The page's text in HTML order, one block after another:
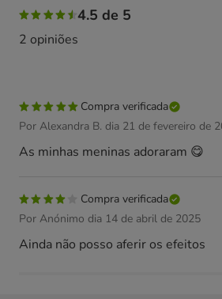
4.5 de 5
2 opiniões
Compra verificada
Por Alexandra B. dia 21 de fevereiro de
As minhas meninas adoraram 😋
Compra verificada
Por Anónimo dia 14 de abril de 2025
Ainda não posso aferir os efeitos